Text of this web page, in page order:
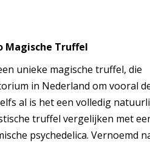
Magische Truffel
unieke magische truffel, die
in Nederland om vooral
al is het een volledig
truffel vergelijken met
psychedelica. Vernoemd